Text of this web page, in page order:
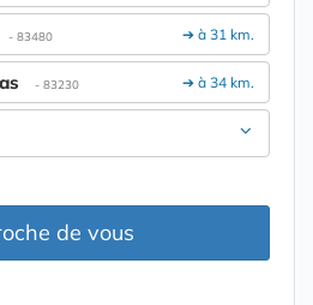
➔ à 31 km.
- 83480
➔ à 34 km.
- 83230
de vous